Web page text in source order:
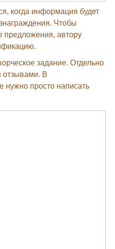
когда информация будет
Чтобы
предложения, автору
задание. Отдельно
отзывами. В
нужно просто написать